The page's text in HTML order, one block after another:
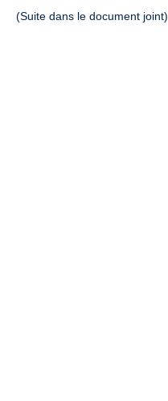
(Suite dans le document joint)